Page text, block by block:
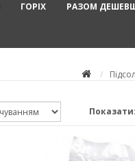
ГОРІХ РАЗОМ
Показати: